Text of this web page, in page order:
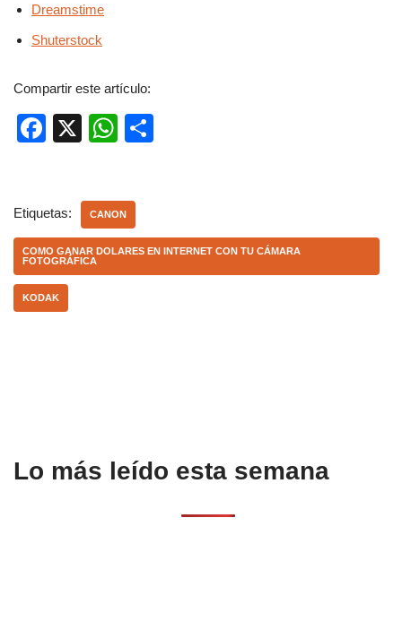
Dreamstime
Shuterstock
Compartir este artículo:
F
e
b
o
o
X
W
s
A
p
ar
tir
Etiquetas: CANON
COMO GANAR DOLARES EN INTERNET CON TU CÁMARA
FOTOGRÁFICA
KODAK
Lo más leído esta semana